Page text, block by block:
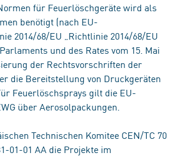
für Feuerlöschgeräte wird als
benötigt (nach EU-
2014/68/EU „Richtlinie 2014/68/EU
und des Rates vom 15. Mai
der Rechtsvorschriften der
die Bereitstellung von Druckgeräten
Feuerlöschsprays gilt die EU-
über Aerosolpackungen.
Technischen Komitee CEN/TC 70
01-01 AA die Projekte im